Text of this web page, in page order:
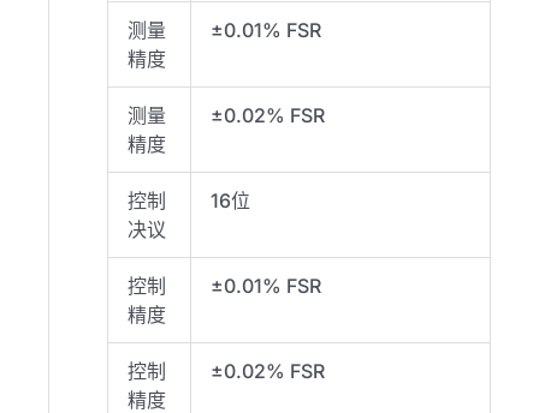
测量
精度
±0.01% FSR
测量
精度
±0.02% FSR
控制
决议
16位
控制
精度
±0.01% FSR
控制
精度
±0.02% FSR